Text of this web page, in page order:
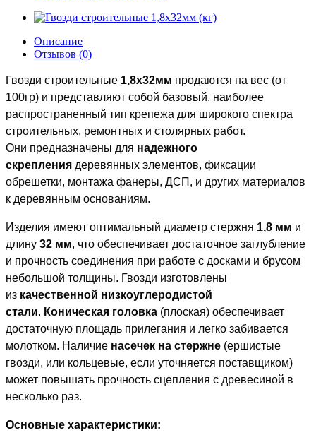
Описание
Отзывов (0)
Гвозди строительные 1,8х32мм продаются на вес (от
100гр) и представляют собой базовый, наиболее
распространенный тип крепежа для широкого спектра
строительных, ремонтных и столярных работ.
Они предназначены для надежного
скрепления деревянных элементов, фиксации
обрешетки, монтажа фанеры, ДСП, и других материалов
к деревянным основаниям.
Изделия имеют оптимальный диаметр стержня 1,8 мм и
длину 32 мм, что обеспечивает достаточное заглубление
и прочность соединения при работе с досками и брусом
небольшой толщины. Гвозди изготовлены
из качественной низкоуглеродистой
стали. Коническая головка (плоская) обеспечивает
достаточную площадь прилегания и легко забивается
молотком. Наличие насечек на стержне (ершистые
гвозди, или кольцевые, если уточняется поставщиком)
может повышать прочность сцепления с древесиной в
несколько раз.
Основные характеристики: